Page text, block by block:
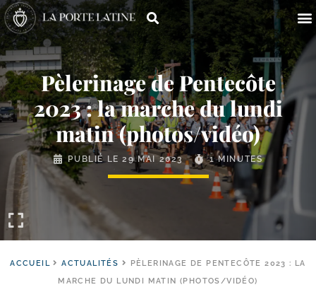
Pèlerinage de Pentecôte
2023 : la marche du lundi
matin (photos/​vidéo)
PUBLIÉ LE29 MAI 2023 1 MINUTES
ACCUEIL ACTUALITÉS
PÈLERINAGE DE PENTECÔTE 2023 : LA
MARCHE DU LUNDI MATIN (PHOTOS/VIDÉO)